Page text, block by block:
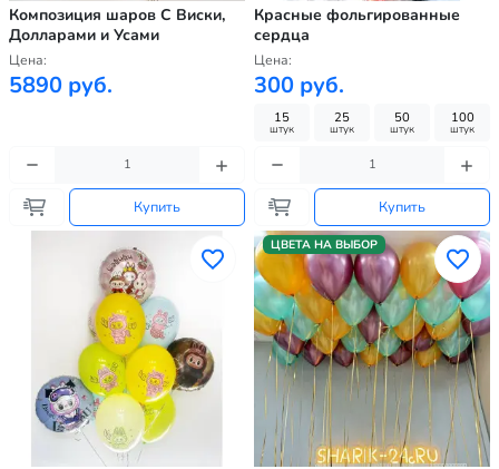
Композиция шаров С Виски,
Долларами и Усами
Цена:
5890 руб.
Купить
Красные фольгированные
сердца
Цена:
300 руб.
15
штук
25
штук
50
штук
100
штук
Купить
ЦВЕТА НА ВЫБОР